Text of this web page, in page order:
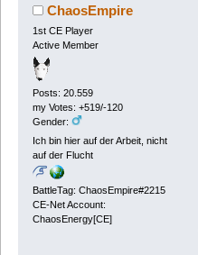
ChaosEmpire
1st CE Player
Active Member
Posts: 20.559
my Votes: +519/-120
Gender:
Ich bin hier auf der Arbeit, nicht
auf der Flucht
BattleTag: ChaosEmpire#2215
CE-Net Account:
ChaosEnergy[CE]